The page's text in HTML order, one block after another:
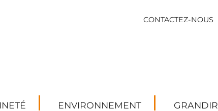
CONTACTEZ-NOUS
ENVIRONNEMENT GRANDIR